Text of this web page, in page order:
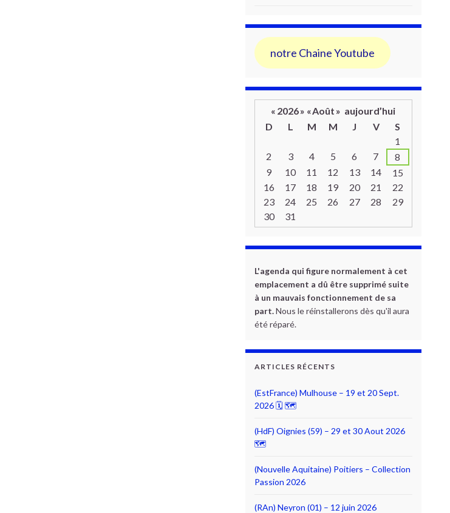
notre Chaine Youtube
« 2026» «Août » aujourd’hui
D
L M M J V
S
1
2
3 4 5 6 7
8
9
10 11 12 13 14
15
16
17 18 19 20 21
22
23
24 25 26 27 28
29
30
31
L'agenda qui figure normalement à cet
emplacement a dû être supprimé suite
à un mauvais fonctionnement de sa
part.Nous le réinstallerons dès qu'il aura
été réparé.
ARTICLES RÉCENTS
(EstFrance) Mulhouse – 19 et 20 Sept.
2026 🗓 🗺
(HdF) Oignies (59) – 29 et 30 Aout 2026
🗺
(Nouvelle Aquitaine) Poitiers – Collection
Passion 2026
(RAn) Neyron (01) – 12 juin 2026